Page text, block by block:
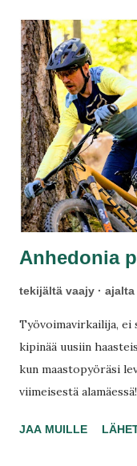
siellä huvikseni?
Anhedonia
tekijältä vaajy ajalta
Työvoimavirkailija, ei
kipinää uusiin
kun maastopyöräsi
viimeisestä
ettei tarvitse enää
JAA MUILLE